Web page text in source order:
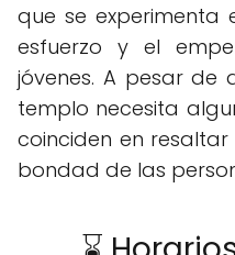
que se experimenta
esfuerzo y el
jóvenes. A pesar de
templo necesita
coinciden en
bondad de las